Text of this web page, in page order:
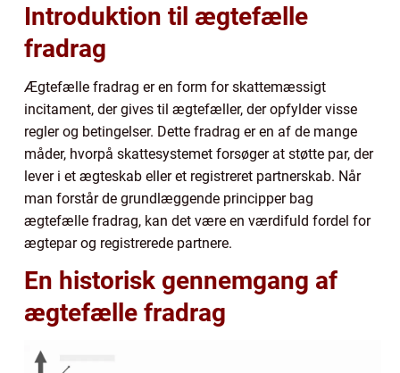
Introduktion til ægtefælle
fradrag
Ægtefælle fradrag er en form for skattemæssigt
incitament, der gives til ægtefæller, der opfylder visse
regler og betingelser. Dette fradrag er en af de mange
måder, hvorpå skattesystemet forsøger at støtte par, der
lever i et ægteskab eller et registreret partnerskab. Når
man forstår de grundlæggende principper bag
ægtefælle fradrag, kan det være en værdifuld fordel for
ægtepar og registrerede partnere.
En historisk gennemgang af
ægtefælle fradrag